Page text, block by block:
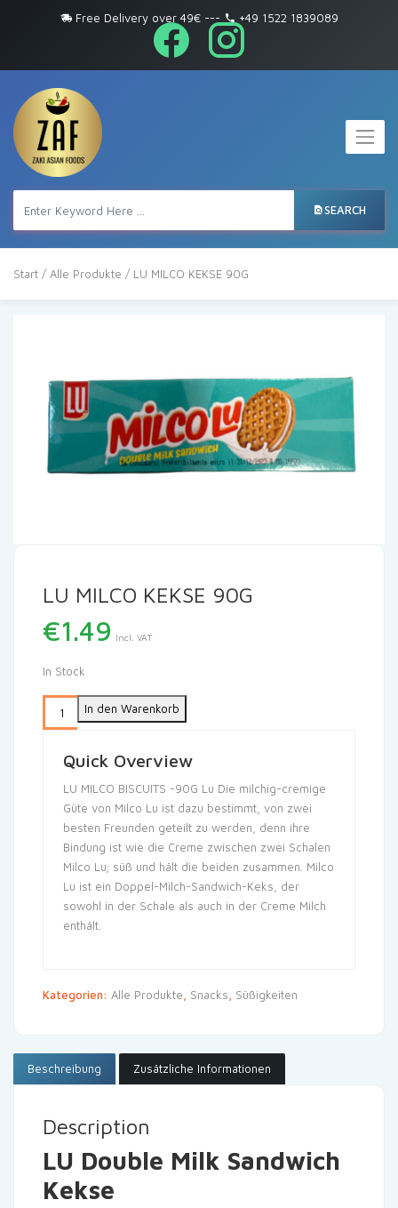
Free Delivery over 49€--- +49 1522 1839089
SEARCH
Start / Alle Produkte / LU MILCO KEKSE 90G
LU MILCO KEKSE 90G
€1.49 Incl. VAT
In Stock
In den Warenkorb
Quick Overview
LU MILCO BISCUITS -90G Lu Die milchig-cremige
Güte von Milco Lu ist dazu bestimmt, von zwei
besten Freunden geteilt zu werden, denn ihre
Bindung ist wie die Creme zwischen zwei Schalen
Milco Lu; süß und hält die beiden zusammen. Milco
Lu ist ein Doppel-Milch-Sandwich-Keks, der
sowohl in der Schale als auch in der Creme Milch
enthält.
Kategorien: Alle Produkte, Snacks, Süßigkeiten
Beschreibung Zusätzliche Informationen
Description
LU Double Milk Sandwich
Kekse